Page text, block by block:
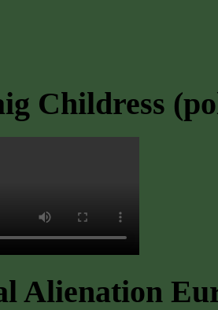
Childress
Alienation